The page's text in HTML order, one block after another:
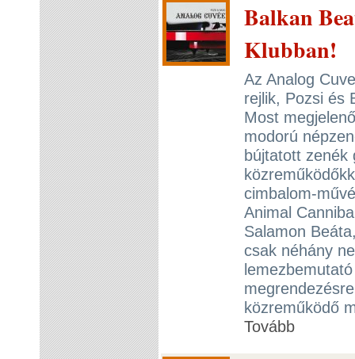
Balkan
Klubban!
Az Analog
rejlik, Pozsi és
Most
modorú
bújtatott zenék
cimbalom-
Animal
Salamon
csak néhány
közreműködő
Tovább